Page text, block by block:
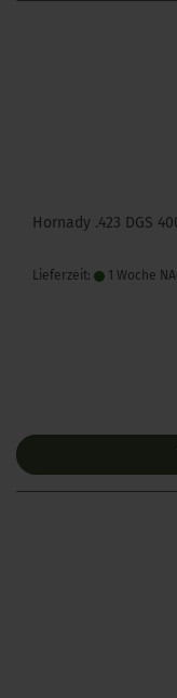
Hornady .423 DGS
Lieferzeit: 1 Woche